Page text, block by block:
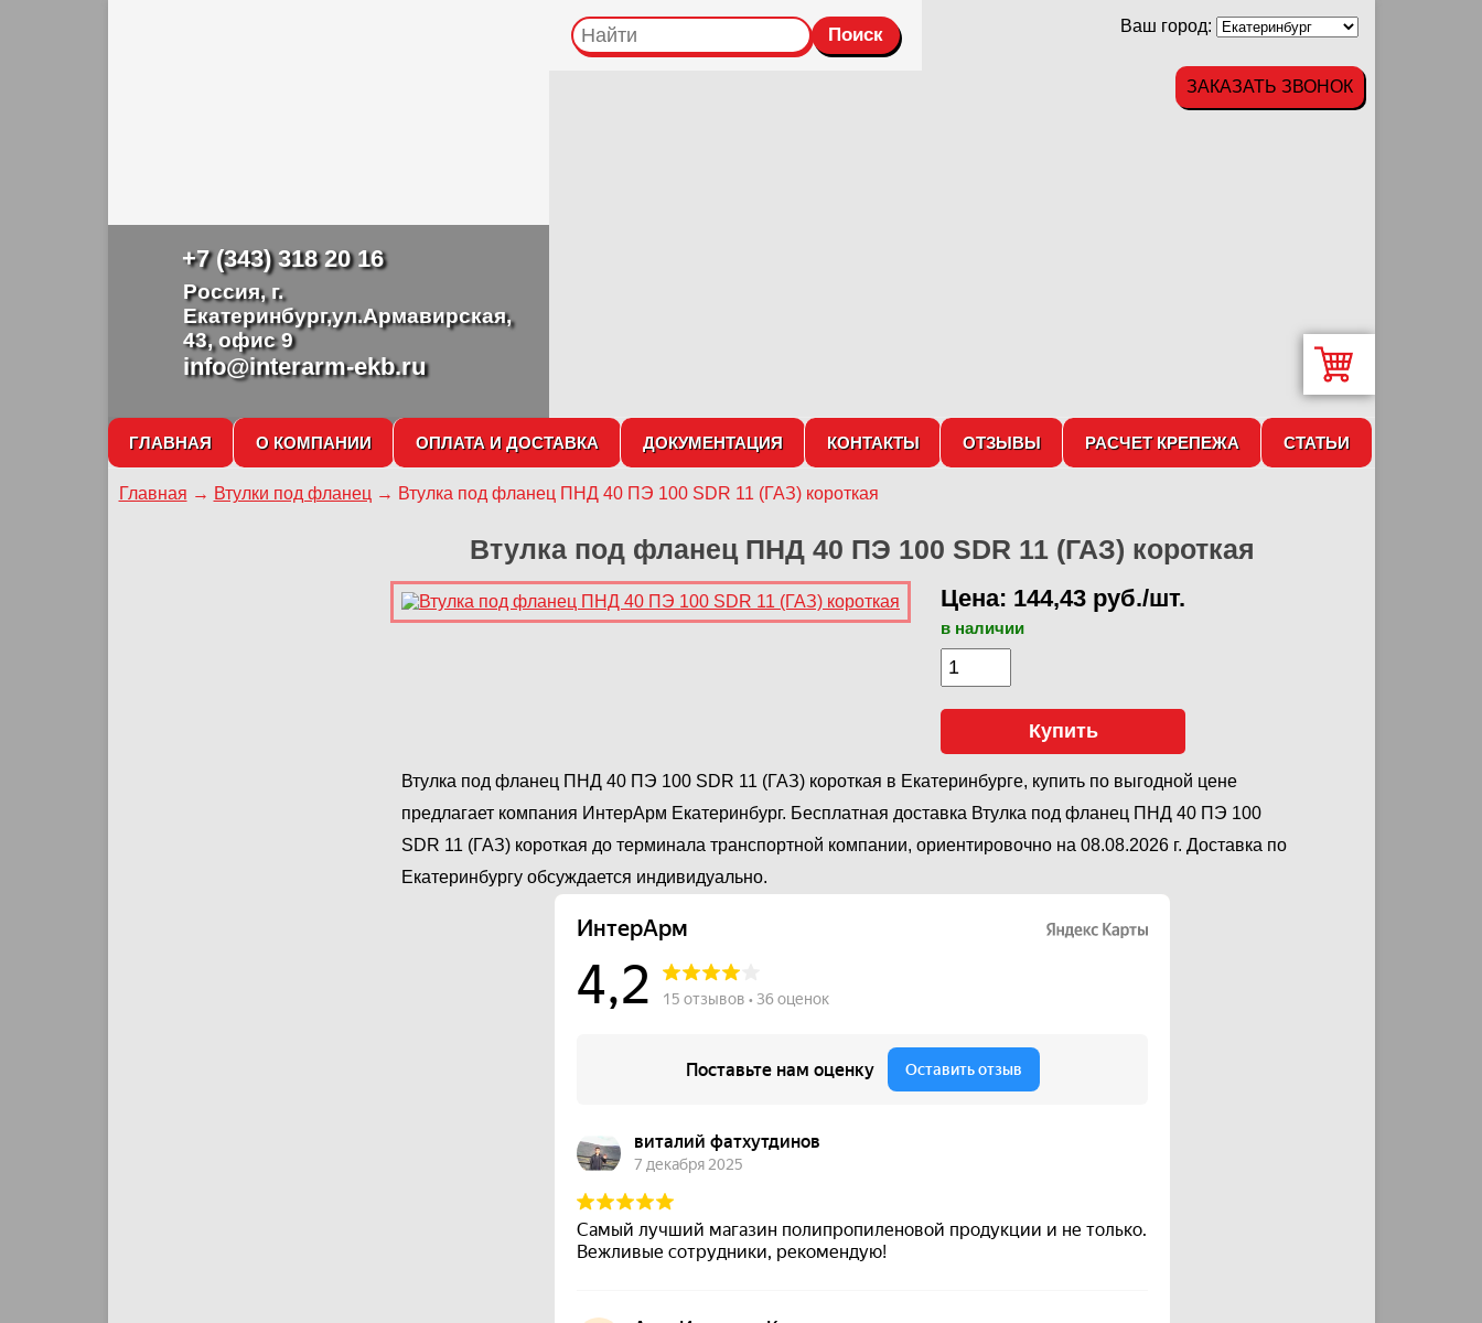
+7 (343) 318 20 16
Россия, г.
Екатеринбург,ул.Армавирская,
43, офис 9
info@interarm-ekb.ru
ЗАКАЗАТЬ ЗВОНОК
Ваш город:
ГЛАВНАЯ О КОМПАНИИ ОПЛАТА И ДОСТАВКА ДОКУМЕНТАЦИЯ КОНТАКТЫ ОТЗЫВЫ РАСЧЕТ КРЕПЕЖА СТАТЬИ
Главная → Втулки под фланец → Втулка под фланец ПНД 40 ПЭ 100 SDR 11 (ГАЗ) короткая
Втулка под фланец ПНД 40 ПЭ 100 SDR 11 (ГАЗ) короткая
Цена: 144,43 руб./шт.
в наличии
Купить
Втулка под фланец ПНД 40 ПЭ 100 SDR 11 (ГАЗ) короткая в Екатеринбурге, купить по выгодной цене
предлагает компания ИнтерАрм Екатеринбург. Бесплатная доставка Втулка под фланец ПНД 40 ПЭ 100
SDR 11 (ГАЗ) короткая до терминала транспортной компании, ориентировочно на 08.08.2026 г. Доставка по
Екатеринбургу обсуждается индивидуально.